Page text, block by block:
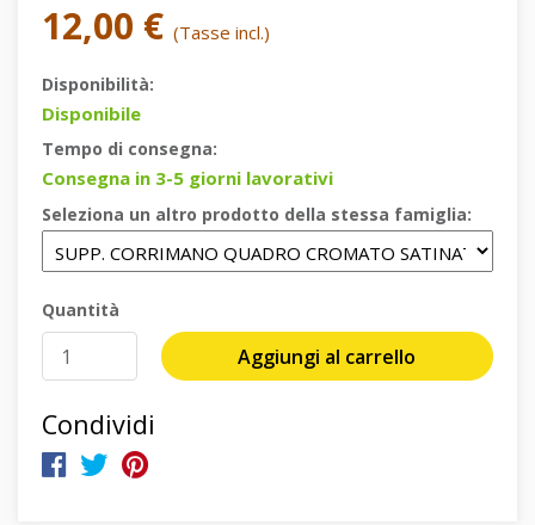
12,00 € (Tasse incl.)
Disponibilità:
Disponibile
Tempo di consegna:
Consegna in 3-5 giorni lavorativi
Seleziona un altro prodotto della stessa famiglia:
Quantità
Aggiungi al carrello
Condividi